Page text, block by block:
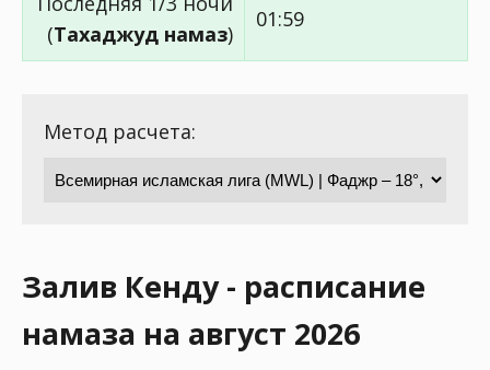
(Тахаджуд намаз)
01:59
Метод расчета:
Залив Кенду - расписание
намаза на август 2026